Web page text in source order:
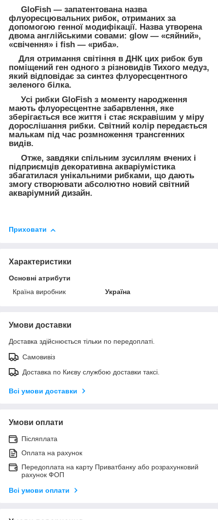
GloFish — запатентована назва
флуоресцювальних рибок, отриманих за
допомогою генної модифікації. Назва утворена
двома англійськими совами: glow — «сяйний»,
«свічення» і fish — «риба».
Для отримання світіння в ДНК цих рибок був
поміщений ген одного з різновидів Тихого медуз,
який відповідає за синтез флуоресцентного
зеленого білка.
Усі рибки GloFish з моменту народження
мають флуоресцентне забарвлення, яке
зберігається все життя і стає яскравішим у міру
дорослішання рибки. Світний колір передається
малькам під час розмноження трансгенних
видів.
Отже, завдяки спільним зусиллям вчених і
підприємців декоративна акваріумістика
збагатилася унікальними рибками, що дають
змогу створювати абсолютно новий світний
акваріумний дизайн.
Приховати
Характеристики
Основні атрибути
Країна виробник
Україна
Умови доставки
Доставка здійснюється тільки по передоплаті.
Самовивіз
Доставка по Києву службою доставки таксі.
Всі умови доставки
Умови оплати
Післяплата
Оплата на рахунок
Передоплата на карту Приватбанку або розрахунковий
рахунок ФОП
Всі умови оплати